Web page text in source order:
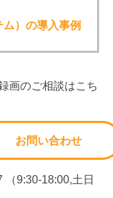
）の導入事例
画のご相談はこち
お問い合わせ
9:30-18:00,土日